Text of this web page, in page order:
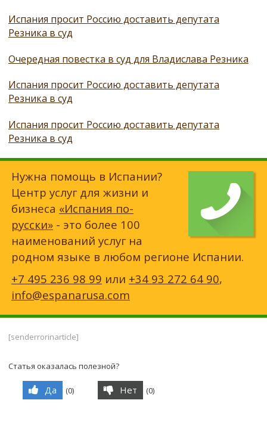
Испания просит Россию доставить депутата
Резника в суд
Очередная повестка в суд для Владислава Резника
Испания просит Россию доставить депутата
Резника в суд
Испания просит Россию доставить депутата
Резника в суд
Нужна помощь в Испании?
Центр услуг для жизни и
бизнеса «Испания по-
русски» - это более 100
наименований услуг на
родном языке в любом регионе Испании.
+7 495 236 98 99 или +34 93 272 64 90,
info@espanarusa.com
[senderrorinarticle]
Статья оказалась полезной?
Да (0) Нет (0)